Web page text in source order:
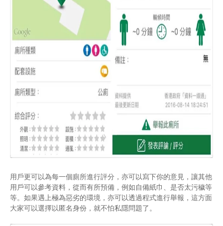
用戶更可以為每一個廁所進行評分，亦可以寫下你的意見，讓其他
用戶可以參考資料，從而有所預備，例如自備紙巾、是否太污穢等
等。如果遇上極為惡劣的環境，亦可以透過程式進行舉報，這方面
大家可以選擇以匿名身份，就不怕私隱問題了。